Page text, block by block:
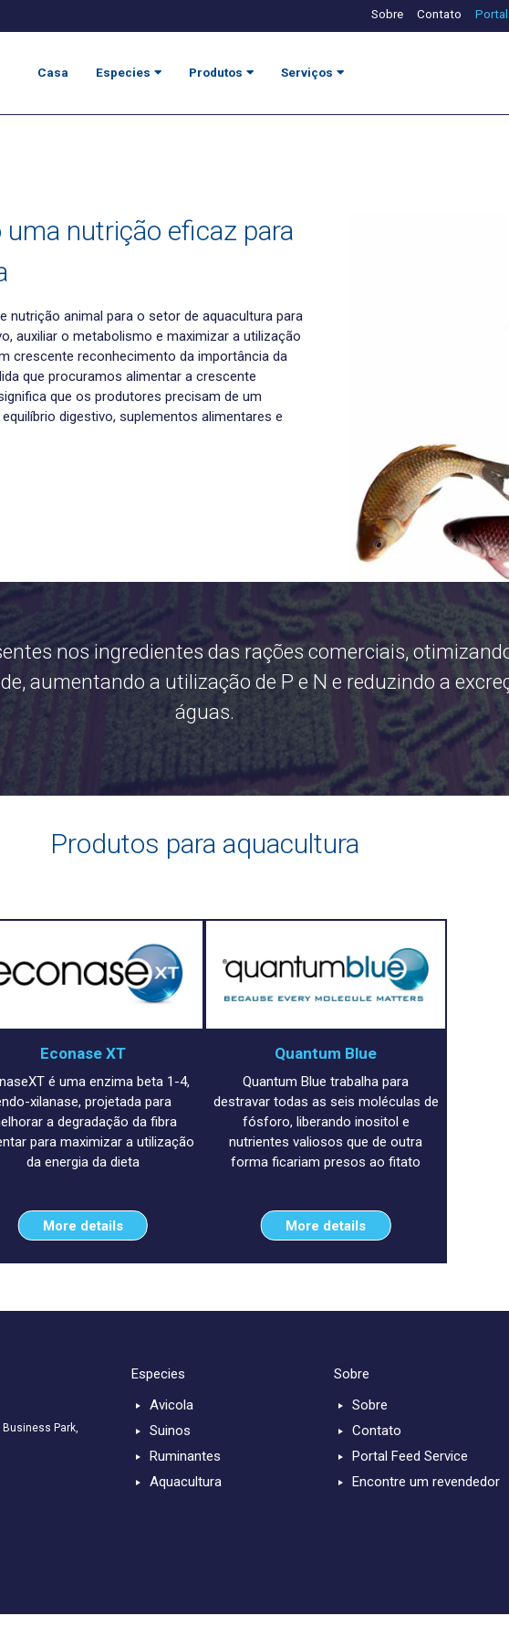
Sobre Contato Portal
Casa Especies Produtos Serviços
nutrição eficaz para
nutrição animal para o setor de aquacultura para
auxiliar o metabolismo e maximizar a utilização
crescente reconhecimento da importância da
que procuramos alimentar a crescente
que os produtores precisam de um
digestivo, suplementos alimentares e
nos ingredientes das rações comerciais,
aumentando a utilização de P e N e reduzindo a
águas.
Produtos para aquacultura
Econase XT
é uma enzima beta 1-4,
xilanase, projetada para
a degradação da fibra
para maximizar a utilização
da energia da dieta
More details
Quantum Blue
Quantum Blue trabalha para
destravar todas as seis moléculas de
fósforo, liberando inositol e
nutrientes valiosos que de outra
forma ficariam presos ao fitato
More details
Park,
Especies
Avicola
Suinos
Ruminantes
Aquacultura
Sobre
Sobre
Contato
Portal Feed Service
Encontre um revendedor